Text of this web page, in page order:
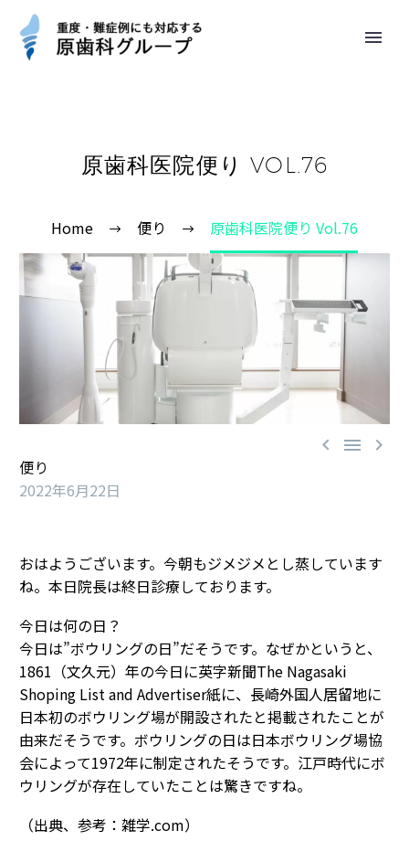
原歯科医院便り VOL.76
Home 便り 原歯科医院便り Vol.76
  
便り
2022年6月22日
おはようございます。今朝もジメジメとし蒸しています
ね。本日院長は終日診療しております。
今日は何の日？
今日は”ボウリングの日”だそうです。なぜかというと、
1861（文久元）年の今日に英字新聞The Nagasaki
Shoping List and Advertiser紙に、長崎外国人居留地に
日本初のボウリング場が開設されたと掲載されたことが
由来だそうです。ボウリングの日は日本ボウリング場協
会によって1972年に制定されたそうです。江戸時代にボ
ウリングが存在していたことは驚きですね。
（出典、参考：雑学.com）